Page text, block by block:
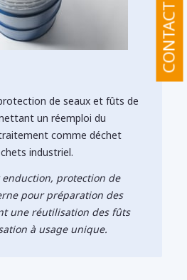
CONTACT
de seaux et fûts de
un réemploi du
comme déchet
industriel.
enduction, protection de
pour préparation des
une réutilisation des fûts
à usage unique.